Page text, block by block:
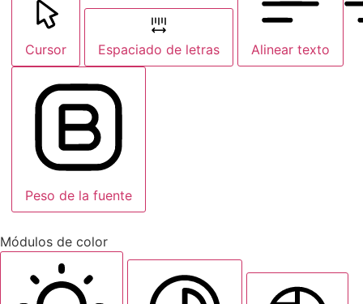
Cursor Espaciado de letras Alinear texto
Peso de la fuente
Módulos de color